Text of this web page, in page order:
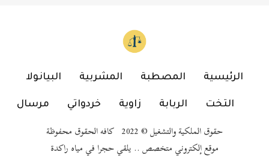
الرئيسية المصطبة المشربية البيانولا
التخت الربابة زاوية خردواتي مرسال
حقوق الملكية والتشغيل © 2022 كافه الحقوق محفوظة
موقع إلكتروني متخصص .. يلقي حجرا في مياه راكدة